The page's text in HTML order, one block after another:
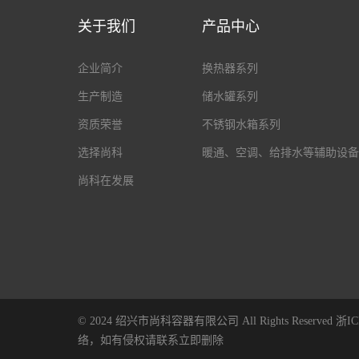
关于我们
企业简介
生产制造
资质荣誉
选择尚科
尚科在发展
产品中心
换热器系列
储水罐系列
不锈钢水箱系列
暖通、空调、给排水等辅助设备
© 2024 绍兴市尚科容器有限公司 All Rights Reserved 浙
络，如有侵权请联系立即删除